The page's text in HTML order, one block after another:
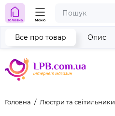
Головна Меню
Головна Люстри та світильники
Все про товар Опис